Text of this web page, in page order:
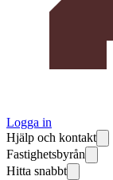
Logga in
Hjälp och kontakt
Fastighetsbyrån
Hitta snabbt